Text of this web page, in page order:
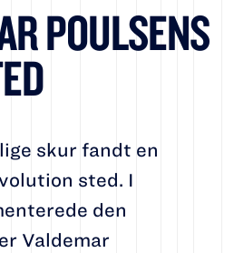
POULSENS
skur fandt en
sted. I
den
Valdemar